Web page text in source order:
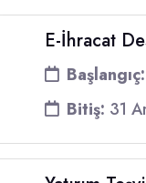
E-İhracat
Başlangıç:
Bitiş: 31